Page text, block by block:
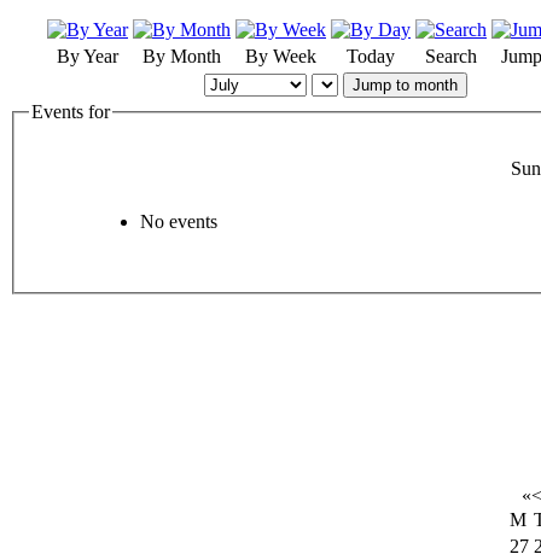
By Year By Month By Week Today Search
Jump to month
Events for
No events
«<
M
27